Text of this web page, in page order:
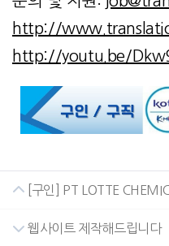
http://
http://youtu.be/
[구인] PT LOTTE
웹사이트 제작해드립니다